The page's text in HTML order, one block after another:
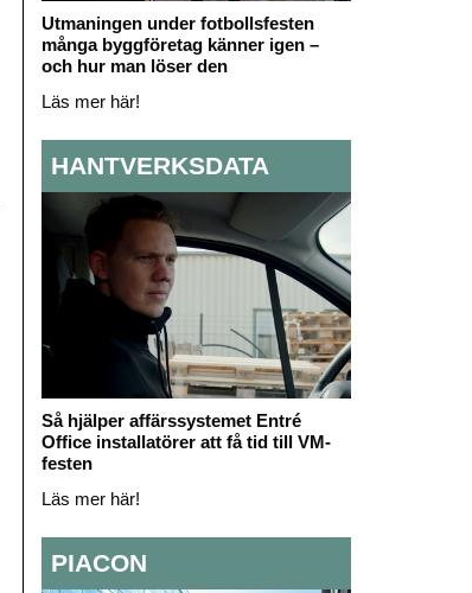
Utmaningen under fotbollsfesten
många byggföretag känner igen –
och hur man löser den
Läs mer här!
HANTVERKSDATA
Så hjälper affärssystemet Entré
Office installatörer att få tid till VM-
festen
Läs mer här!
PIACON